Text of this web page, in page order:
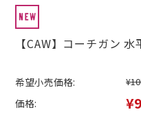
【CAW】コーチガン
希望小売価格:
価格: